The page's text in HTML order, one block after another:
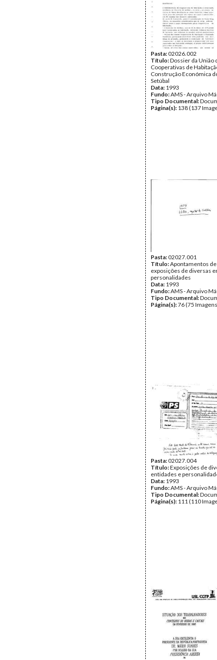
Pasta:02026.002
Título:Dossier da União
Cooperativas de
Construção Económica
Setúbal
Data: 1993
Fundo:AMS - Arquivo
Tipo Documental:
Página(s): 138 (137
Pasta:02027.001
Título:Apontamentos de
exposições de diversas
personalidades
Data: 1993
Fundo:AMS - Arquivo
Tipo Documental:
Página(s):76 (75
Pasta:02027.004
Título:Exposições de
entidades e
Data: 1993
Fundo:AMS - Arquivo
Tipo Documental:
Página(s): 111 (110